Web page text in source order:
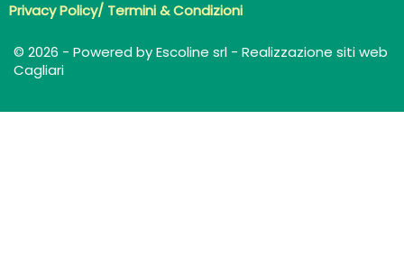
Privacy Policy/ Termini & Condizioni
© 2026 - Powered by Escoline srl - Realizzazione siti web
Cagliari